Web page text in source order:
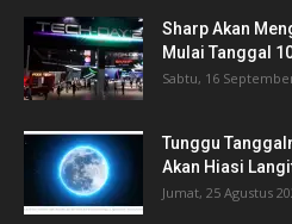
Sharp Akan
Mulai Tanggal
Sabtu, 16
Tunggu
Akan Hiasi
Jumat, 25 Agustus